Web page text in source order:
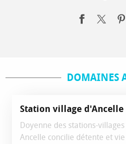
DOMAINES
Station village d'Ancelle
Doyenne des stations-
Ancelle concilie détente et